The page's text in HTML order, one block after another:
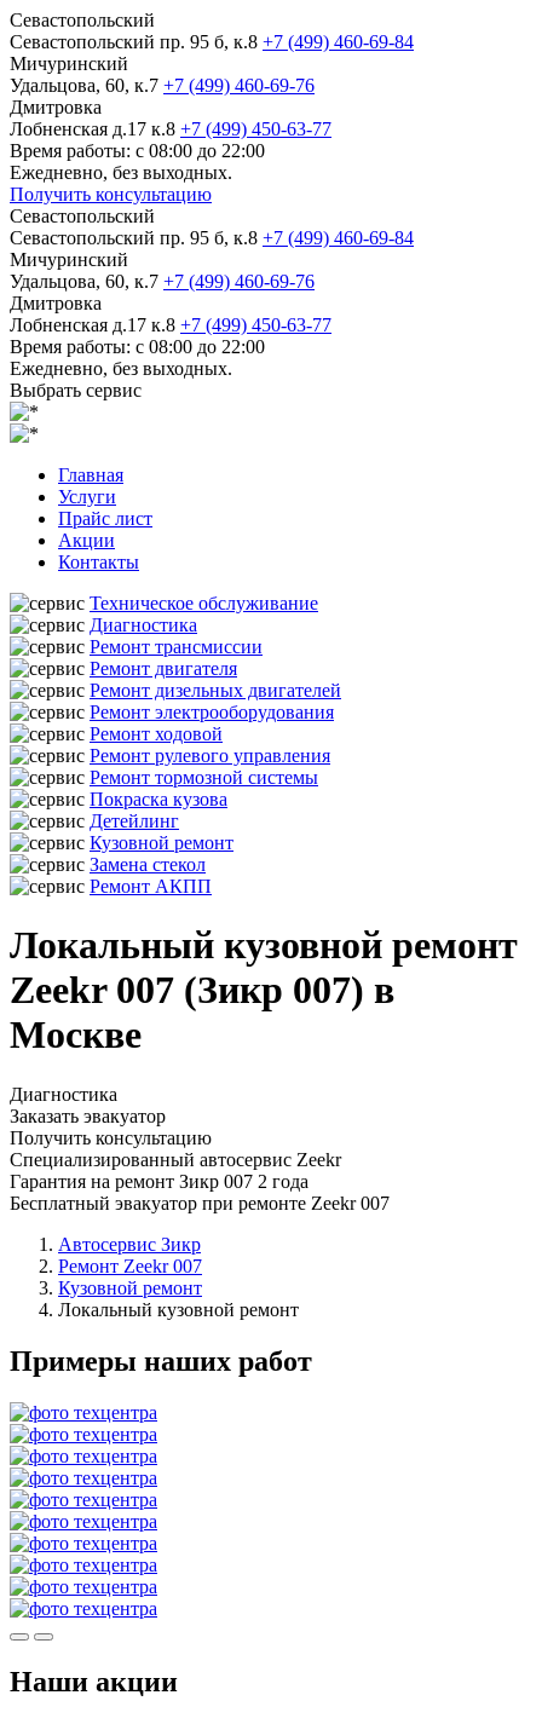
Севастопольский
Севастопольский пр. 95 б, к.8 +7 (499) 460-69-84
Мичуринский
Удальцова, 60, к.7 +7 (499) 460-69-76
Дмитровка
Лобненская д.17 к.8 +7 (499) 450-63-77
Время работы: с 08:00 до 22:00
Ежедневно, без выходных.
Получить консультацию
Севастопольский
Севастопольский пр. 95 б, к.8 +7 (499) 460-69-84
Мичуринский
Удальцова, 60, к.7 +7 (499) 460-69-76
Дмитровка
Лобненская д.17 к.8 +7 (499) 450-63-77
Время работы: с 08:00 до 22:00
Ежедневно, без выходных.
Выбрать сервис
Главная
Услуги
Прайс лист
Акции
Контакты
Техническое обслуживание
Диагностика
Ремонт трансмиссии
Ремонт двигателя
Ремонт дизельных двигателей
Ремонт электрооборудования
Ремонт ходовой
Ремонт рулевого управления
Ремонт тормозной системы
Покраска кузова
Детейлинг
Кузовной ремонт
Замена стекол
Ремонт АКПП
Локальный кузовной ремонт
Zeekr 007 (Зикр 007) в
Москве
Диагностика
Заказать эвакуатор
Получить консультацию
Специализированный автосервис Zeekr
Гарантия на ремонт Зикр 007 2 года
Бесплатный эвакуатор при ремонте Zeekr 007
Автосервис Зикр
Ремонт Zeekr 007
Кузовной ремонт
Локальный кузовной ремонт
Примеры наших работ
Наши акции